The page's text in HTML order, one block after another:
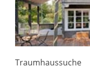
Traumhaussuche